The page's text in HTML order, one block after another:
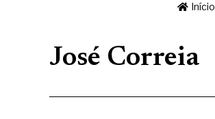
Início
José Correia